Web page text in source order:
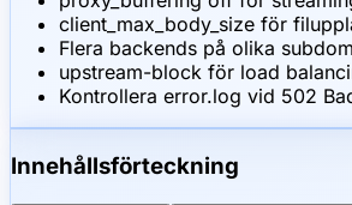
client_max_body_size för
Flera backends på olika
upstream-block för load
Kontrollera error.log vid 502
Innehållsförteckning